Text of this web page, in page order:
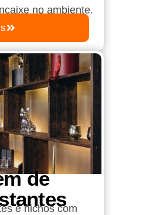
no ambiente.
de
e nichos com